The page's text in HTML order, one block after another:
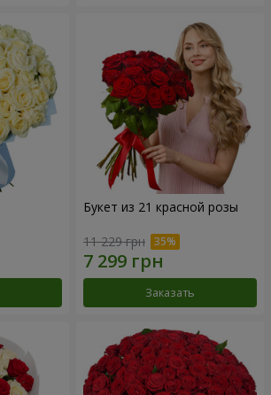
Букет из 21 красной розы
11 229 грн
Заказать